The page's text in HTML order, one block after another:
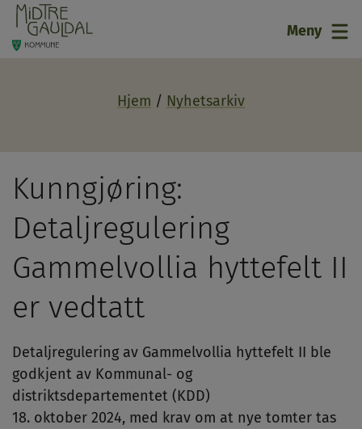
21 Meny
Hjem Nyhetsarkiv
Kunngjøring:
Detaljregulering
Gammelvollia hyttefelt II
er vedtatt
Detaljregulering av Gammelvollia hyttefelt II ble
godkjent av Kommunal- og
distriktsdepartementet (KDD)
18. oktober 2024, med krav om at nye tomter tas